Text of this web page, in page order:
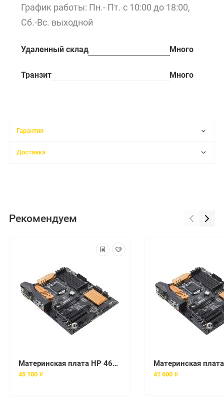
График работы: Пн.- Пт. с 10:00 до 18:00,
Сб.-Вс. выходной
Удаленный склад Много
Транзит Много
Гарантия
Доставка
Рекомендуем
Материнская плата HP 461438-001 Socket 1366
45 100 ₽ 41 600 ₽